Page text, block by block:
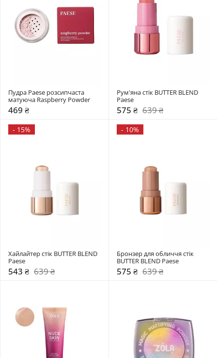
Пудра Paese розсипчаста
матуюча Raspberry Powder
469 ₴
Рум'яна стік BUTTER BLEND
Paese
575 ₴ 639 ₴
- 15%
Хайлайтер стік BUTTER BLEND
Paese
543 ₴ 639 ₴
- 10%
Бронзер для обличчя стік
BUTTER BLEND Paese
575 ₴ 639 ₴